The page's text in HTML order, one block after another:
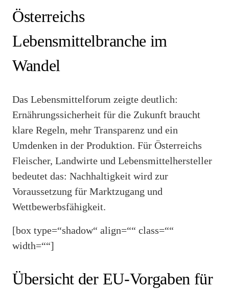
Österreichs
Lebensmittelbranche im
Wandel
Das Lebensmittelforum zeigte deutlich:
Ernährungssicherheit für die Zukunft braucht
klare Regeln, mehr Transparenz und ein
Umdenken in der Produktion. Für Österreichs
Fleischer, Landwirte und Lebensmittelhersteller
bedeutet das: Nachhaltigkeit wird zur
Voraussetzung für Marktzugang und
Wettbewerbsfähigkeit.
[box type=“shadow“ align=““ class=““
width=““]
Übersicht der EU-Vorgaben für